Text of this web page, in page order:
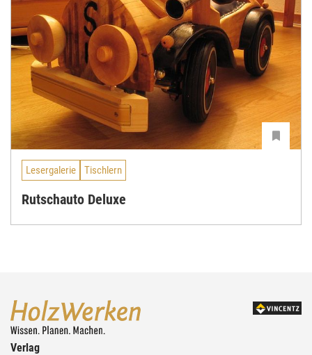
Lesergalerie Tischlern
Rutschauto Deluxe
Verlag